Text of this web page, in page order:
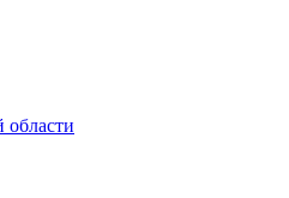
области